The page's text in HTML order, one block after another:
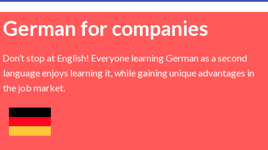
German for companies
Don’t stop at English! Everyone learning German as a second
language enjoys learning it, while gaining unique advantages in
the job market.